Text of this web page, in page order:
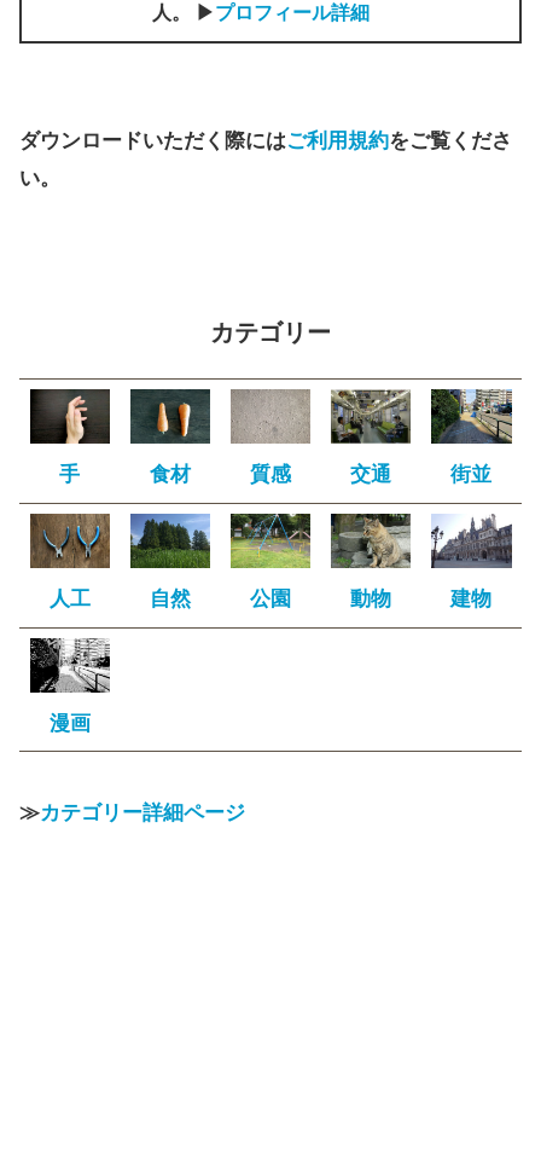
人。 ▶プロフィール詳細
ダウンロードいただく際にはご利用規約をご覧くださ
い。
カテゴリー
手 食材 質感 交通 街並
人工 自然 公園 動物 建物
漫画
≫カテゴリー詳細ページ